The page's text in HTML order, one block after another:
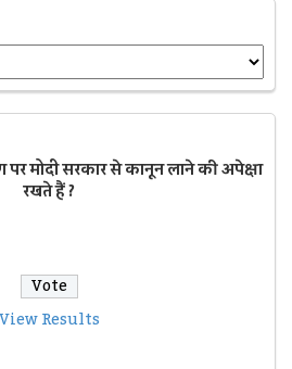
मोदी सरकार से कानून लाने की अपेक्षा
रखते हैं ?
View Results